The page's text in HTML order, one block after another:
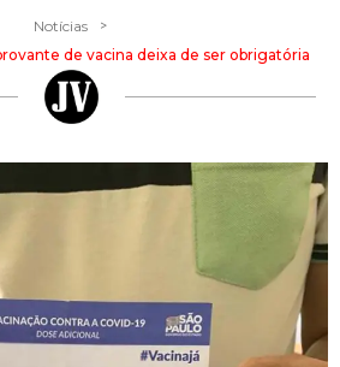
Notícias >
de vacina deixa de ser obrigatória